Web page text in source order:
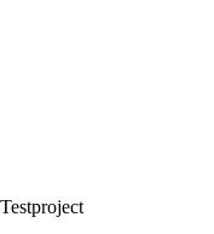
Testproject